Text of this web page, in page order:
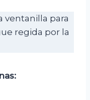
ventanilla para
regida por la